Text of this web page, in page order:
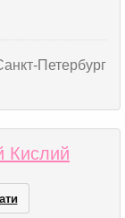
Петербург
Кислий